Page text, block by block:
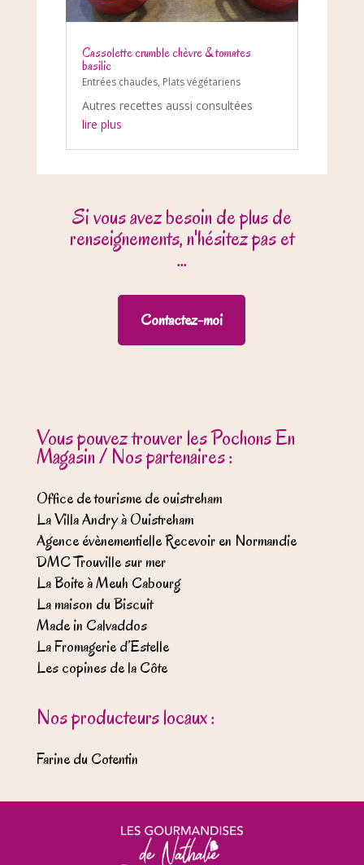
Cassolette crumble chèvre & tomates
basilic
Entrées chaudes, Plats végétariens
Autres recettes aussi consultées
lire plus
Si vous avez besoin de plus de
renseignements, n'hésitez pas et
...
Contactez-moi
Vous pouvez trouver les Pochons En
Magasin / Nos partenaires :
Office de tourisme de ouistreham
La Villa Andry à Ouistreham
Agence évènementielle Recevoir en Normandie
DMC Trouville sur mer
La Boite à Meuh Cabourg
La maison du Biscuit
Made in Calvaddos
La Fromagerie d’Estelle
Les copines de la Côte
Nos producteurs locaux :
Farine du Cotentin